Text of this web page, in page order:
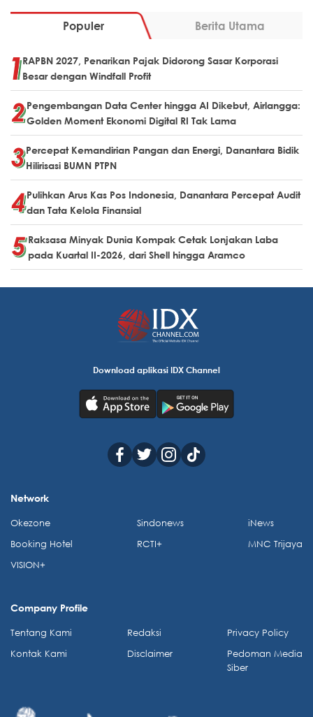
Populer Berita Utama
RAPBN 2027, Penarikan Pajak Didorong Sasar Korporasi
Besar dengan Windfall Profit
Pengembangan Data Center hingga AI Dikebut, Airlangga:
Golden Moment Ekonomi Digital RI Tak Lama
Percepat Kemandirian Pangan dan Energi, Danantara Bidik
Hilirisasi BUMN PTPN
Pulihkan Arus Kas Pos Indonesia, Danantara Percepat Audit
dan Tata Kelola Finansial
Raksasa Minyak Dunia Kompak Cetak Lonjakan Laba
pada Kuartal II-2026, dari Shell hingga Aramco
Download aplikasi IDX Channel
Network
Okezone
Booking Hotel
VISION+
Sindonews
RCTI+
iNews
MNC Trijaya
Company Profile
Tentang Kami
Kontak Kami
Redaksi
Disclaimer
Privacy Policy
Pedoman Media
Siber